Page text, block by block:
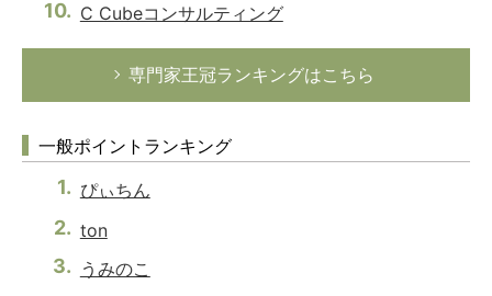
C Cubeコンサルティング
専門家王冠ランキングはこちら
一般ポイントランキング
ぴぃちん
ton
うみのこ